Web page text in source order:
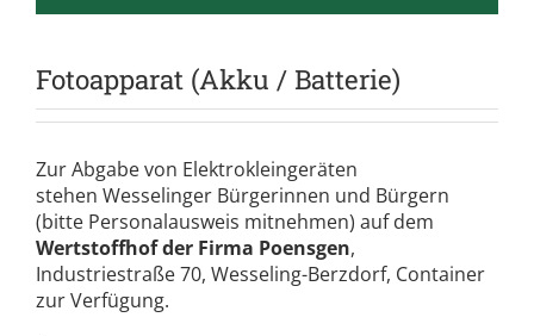
Fotoapparat (Akku / Batterie)
Zur Abgabe von Elektrokleingeräten
stehen Wesselinger Bürgerinnen und Bürgern
(bitte Personalausweis mitnehmen) auf dem
Wertstoffhof der Firma Poensgen,
Industriestraße 70, Wesseling-Berzdorf, Container
zur Verfügung.